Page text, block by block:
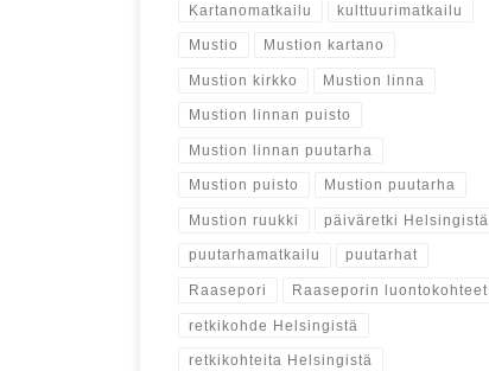
Kartanomatkailu kulttuurimatkailu
Mustio Mustion kartano
Mustion kirkko Mustion linna
Mustion linnan puisto
Mustion linnan puutarha
Mustion puisto Mustion puutarha
Mustion ruukki päiväretki Helsingistä
puutarhamatkailu puutarhat
Raasepori Raaseporin luontokohteet
retkikohde Helsingistä
retkikohteita Helsingistä